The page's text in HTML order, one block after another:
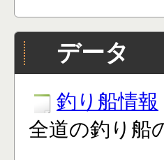
データ
釣り船情報
全道の釣り船